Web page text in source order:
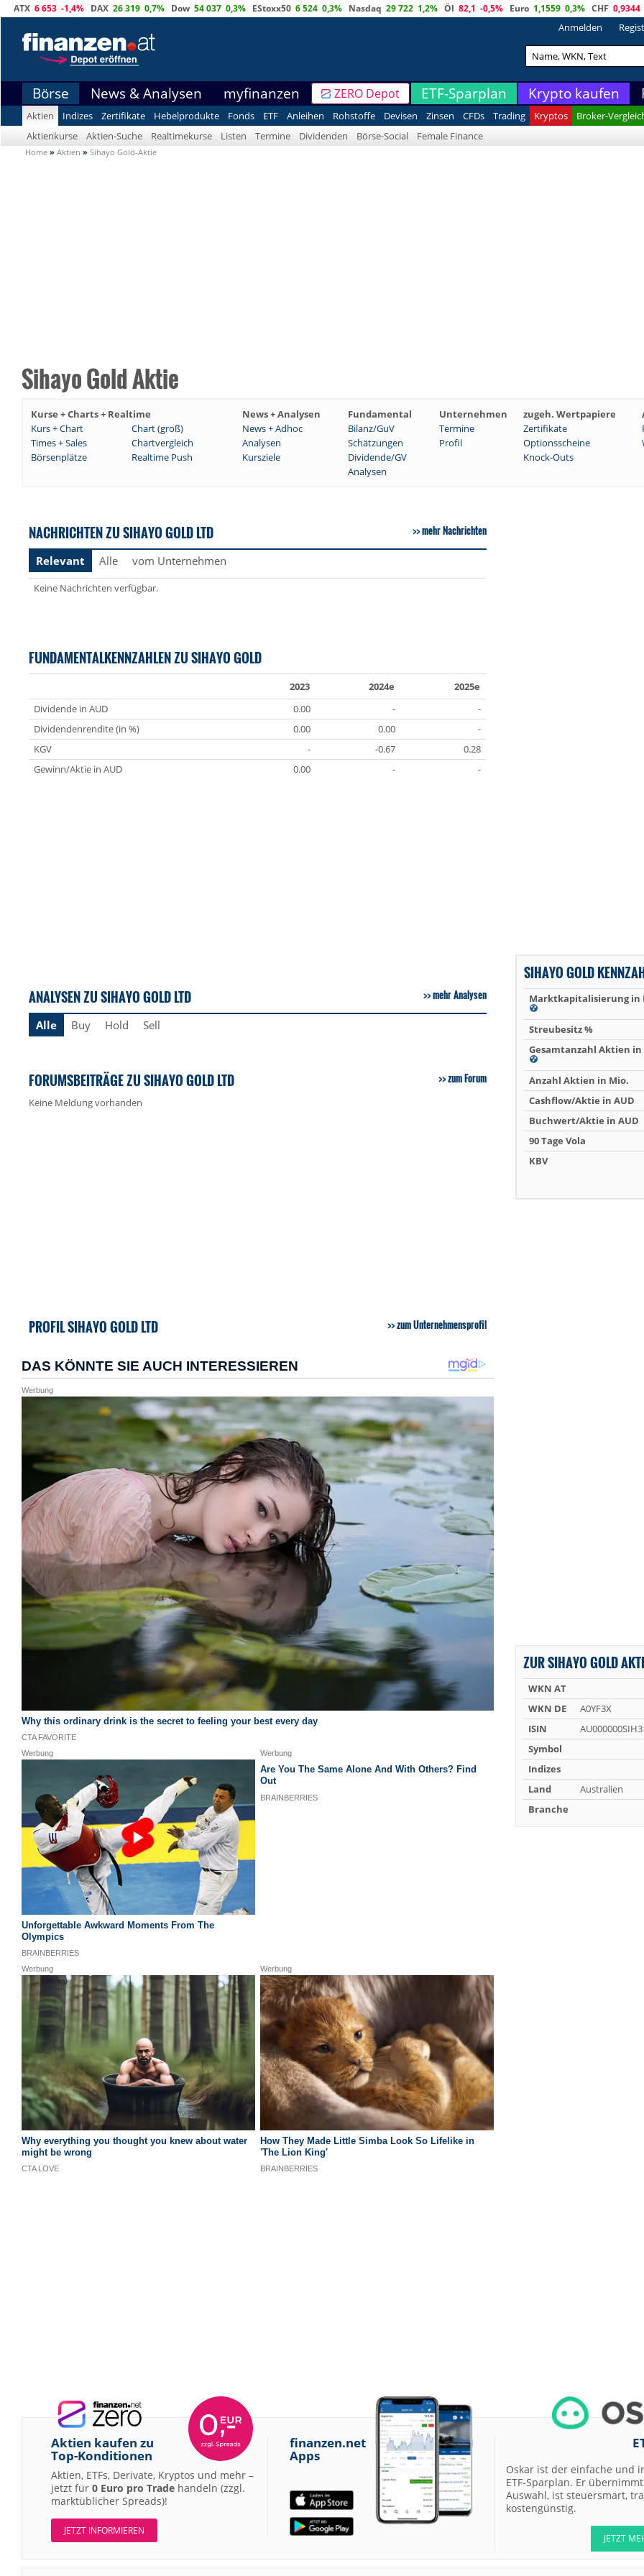
ATX 6 653 -1,4% DAX 26 319 0,7% Dow 54 037 0,3% EStoxx50 6 524 0,3% Nasdaq 29 722 1,2% Öl 82,1 -0,5% Euro 1,1559 0,3% CHF 0,9344
Anmelden
Börse News & Analysen myfinanzen ZERO Depot ETF-Sparplan Krypto kaufen
Aktien Indizes Zertifikate Hebelprodukte Fonds ETF Anleihen Rohstoffe Devisen Zinsen CFDs Trading Kryptos
Broker-
Aktienkurse
Aktien-Suche Realtimekurse Listen Termine Dividenden Börse-Social Female Finance
Home » Aktien » Sihayo Gold-Aktie
Sihayo Gold Aktie
Kurse + Charts + Realtime News + Analysen Fundamental Unternehmen zugeh. Wertpapiere
Kurs + Chart
Chart (groß) News + Adhoc Bilanz/GuV Termine Zertifikate
Times + Sales
Chartvergleich Analysen Schätzungen Profil Optionsscheine
Börsenplätze
Realtime Push Kursziele Dividende/GV
Knock-Outs
Analysen
NACHRICHTEN ZU SIHAYO GOLD LTD mehr Nachrichten
Relevant Alle vom Unternehmen
Keine Nachrichten verfügbar.
FUNDAMENTALKENNZAHLEN ZU SIHAYO GOLD
2023 2024e
2025e
Dividende in AUD
0.00 -
-
Dividendenrendite (in %)
0.00 0.00
-
KGV
- -0.67
0.28
Gewinn/Aktie in AUD
0.00 - -
ANALYSEN ZU SIHAYO GOLD LTD mehr Analysen
Alle Buy Hold Sell
FORUMSBEITRÄGE ZU SIHAYO GOLD LTD zum Forum
Keine Meldung vorhanden
PROFIL SIHAYO GOLD LTD zum Unternehmensprofil
SIHAYO GOLD
Marktkapitalisierung in
Streubesitz %
Gesamtanzahl Aktien in
Anzahl Aktien in Mio.
Cashflow/Aktie in AUD
Buchwert/Aktie in AUD
90 Tage Vola
KBV
ZUR SIHAYO GOLD
WKN AT
WKN DE
A0YF3X
ISIN
AU000000SIH3
Symbol
Indizes
Land
Australien
Branche
Aktien kaufen zu
Top-Konditionen
Aktien, ETFs, Derivate, Kryptos und mehr –
jetzt für 0 Euro pro Trade handeln (zzgl.
marktüblicher Spreads)!
JETZT INFORMIEREN
finanzen.net
Apps
Oskar ist der einfache und
ETF-Sparplan. Er
Auswahl, ist steuersmart,
kostengünstig.
JETZT